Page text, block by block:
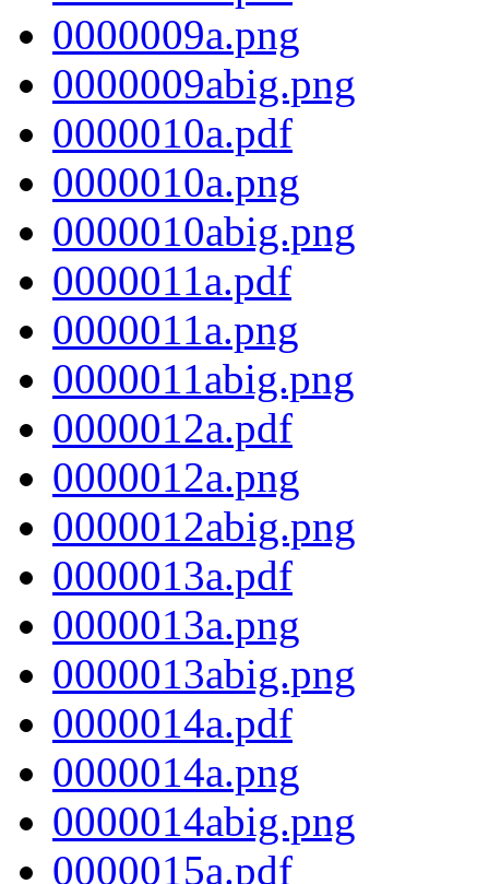
0000009a.png
0000009abig.png
0000010a.pdf
0000010a.png
0000010abig.png
0000011a.pdf
0000011a.png
0000011abig.png
0000012a.pdf
0000012a.png
0000012abig.png
0000013a.pdf
0000013a.png
0000013abig.png
0000014a.pdf
0000014a.png
0000014abig.png
0000015a.pdf